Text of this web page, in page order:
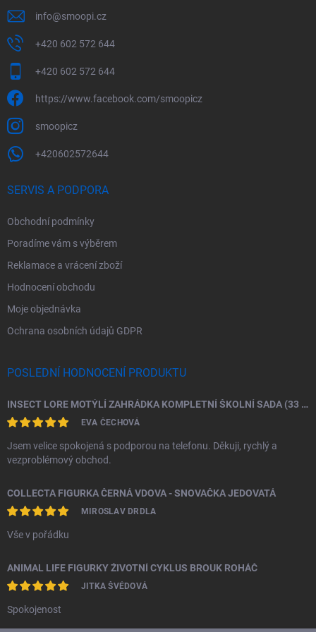
info@smoopi.cz
+420 602 572 644
+420 602 572 644
https://www.facebook.com/smoopicz
smoopicz
+420602572644
SERVIS A PODPORA
Obchodní podmínky
Poradíme vám s výběrem
Reklamace a vrácení zboží
Hodnocení obchodu
Moje objednávka
Ochrana osobních údajů GDPR
POSLEDNÍ HODNOCENÍ PRODUKTU
INSECT LORE MOTÝLÍ ZAHRÁDKA KOMPLETNÍ ŠKOLNÍ SADA (33 HOUSENEK)
EVA ČECHOVÁ
Jsem velice spokojená s podporou na telefonu. Děkuji, rychlý a
vezproblémový obchod.
COLLECTA FIGURKA ČERNÁ VDOVA - SNOVAČKA JEDOVATÁ
MIROSLAV DRDLA
Vše v pořádku
ANIMAL LIFE FIGURKY ŽIVOTNÍ CYKLUS BROUK ROHÁČ
JITKA ŠVÉDOVÁ
Spokojenost